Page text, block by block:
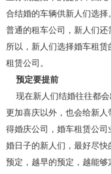
合结婚的车辆供新人们选
普通的租车公司，新人们还
所以，新人们选择婚车租
租赁公司。
预定要提前
现在新人们结婚往往都会
更加喜庆以外，也会给新
得婚庆公司，婚车租赁公
婚日子的新人们，最好尽
预定，越早的预定，越能够